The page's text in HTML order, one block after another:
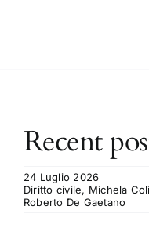
Recent
24 Luglio 2026
Diritto civile, Michela
Roberto De Gaetano